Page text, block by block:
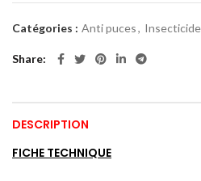
Catégories : Anti puces,
Share
DESCRIPTION
FICHE TECHNIQUE